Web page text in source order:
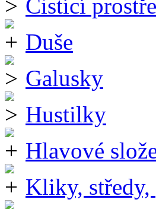
Čistící
Duše
Galusky
Hustilky
Hlavové
Kliky,